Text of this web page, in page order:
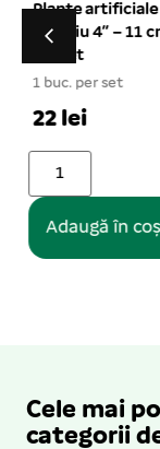
Lampa acvariu
exterior cu LED,
colorful 3 mod
GX-A300 8 W
1 buc. per set
Vezi
Cele mai
categorii